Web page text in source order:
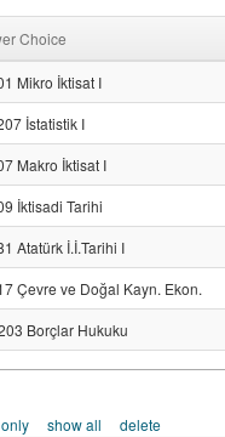
Choice
Mikro İktisat I
İstatistik I
Makro İktisat I
İktisadi Tarihi
Atatürk İ.İ.Tarihi I
Çevre ve Doğal Kayn. Ekon.
Borçlar Hukuku
show all delete